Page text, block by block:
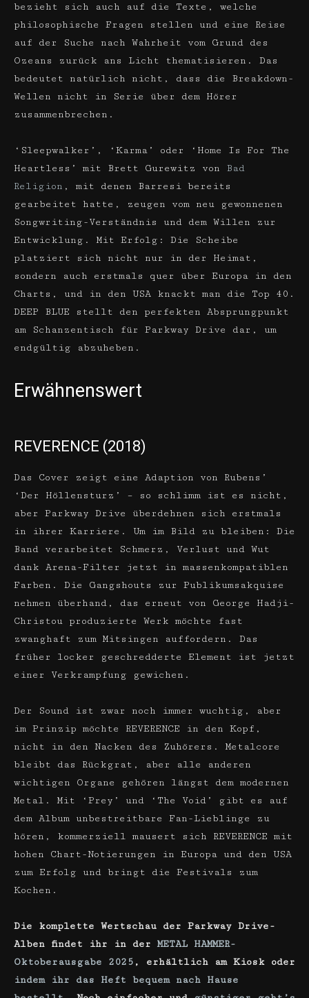
bezieht sich auch auf die Texte, welche
philosophische Fragen stellen und eine Reise
auf der Suche nach Wahrheit vom Grund des
Ozeans zurück ans Licht thematisieren. Das
bedeutet natürlich nicht, dass die Breakdown-
Wellen nicht in Serie über dem Hörer
zusammenbrechen.
‘Sleepwalker’, ‘Karma’ oder ‘Home Is For The
Heartless’ mit Brett Gurewitz von Bad
Religion , mit denen Barresi bereits
gearbeitet hatte, zeugen vom neu gewonnenen
Songwriting-Verständnis und dem ­Willen zur
Entwicklung. Mit Erfolg: Die Scheibe
platziert sich nicht nur in der Heimat,
sondern auch erstmals quer über ­Europa in den
Charts, und in den USA knackt man die Top 40.
DEEP BLUE stellt den perfekten Absprungpunkt
am Schanzentisch für Parkway Drive dar, um
endgültig abzuheben.
Erwähnenswert
REVERENCE (2018)
Das Cover zeigt eine Adaption von Rubens’
‘Der Höllensturz’ – so schlimm ist es nicht,
aber Parkway Drive überdehnen sich erstmals
in ihrer Karriere. Um im Bild zu bleiben: Die
Band verarbeitet Schmerz, Verlust und Wut
dank Arena-Filter jetzt in massenkompatiblen
Farben. Die Gangshouts zur Publikumsakquise
nehmen überhand, das erneut von George Hadji-
Christou produzierte Werk möchte fast
zwanghaft zum Mitsingen auffordern. Das
früher locker geschredderte Element ist jetzt
einer Verkrampfung gewichen.
Der Sound ist zwar noch immer wuchtig, aber
im Prinzip möchte REVERENCE in den Kopf,
nicht in den Nacken des Zuhörers. Metalcore
bleibt das Rückgrat, aber alle anderen
wichtigen Organe gehören längst dem modernen
Metal. Mit ‘Prey’ und ‘The Void’ gibt es auf
dem Album unbestreitbare Fan-Lieblinge zu
hören, kommerziell mausert sich REVERENCE mit
hohen Chart-Notierungen in Europa und den USA
zum Erfolg und bringt die Festivals zum
Kochen.
Die komplette Wertschau der Parkway Drive-
Alben findet ihr in der METAL HAMMER-
Oktoberausgabe 2025 , erhältlich am Kiosk oder
indem ihr das Heft bequem nach Hause